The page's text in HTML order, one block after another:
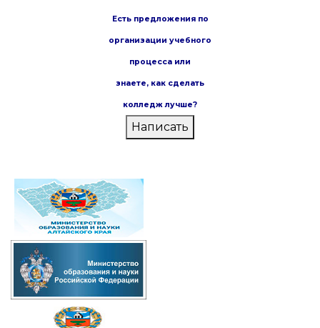
Есть предложения по
организации учебного
процесса или
знаете, как сделать
колледж лучше?
Написать